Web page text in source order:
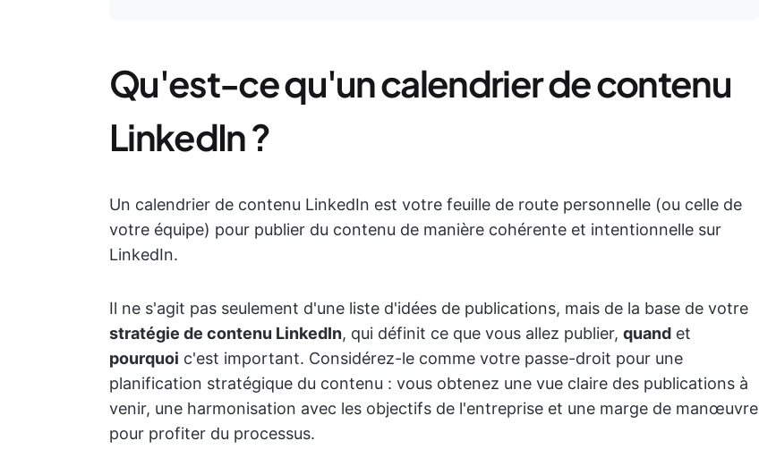
Qu'est-ce qu'un calendrier de contenu
LinkedIn ?
Un calendrier de contenu LinkedIn est votre feuille de route personnelle (ou celle de
votre équipe) pour publier du contenu de manière cohérente et intentionnelle sur
LinkedIn.
Il ne s'agit pas seulement d'une liste d'idées de publications, mais de la base de votre
stratégie de contenu LinkedIn, qui définit ce que vous allez publier, quand et
pourquoi c'est important. Considérez-le comme votre passe-droit pour une
planification stratégique du contenu : vous obtenez une vue claire des publications à
venir, une harmonisation avec les objectifs de l'entreprise et une marge de manœuvre
pour profiter du processus.